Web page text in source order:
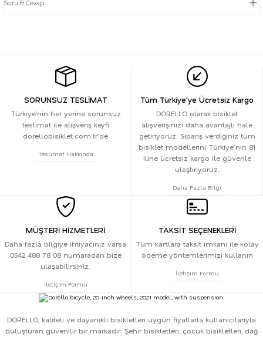
Soru & Cevap
SORUNSUZ TESLİMAT
Türkiye’nin her yerine sorunsuz
teslimat ile alışveriş keyfi
dorellobisiklet.com.tr'de
Teslimat Hakkında
Tüm Türkiye'ye Ücretsiz Kargo
DORELLO olarak bisiklet
alışverişinizi daha avantajlı hale
getiriyoruz. Sipariş verdiğiniz tüm
bisiklet modellerini Türkiye'nin 81
iline ücretsiz kargo ile güvenle
ulaştırıyoruz.
Daha Fazla Bilgi
MÜŞTERİ HİZMETLERİ
Daha fazla bilgiye ihtiyacınız varsa
0542 488 78 08 numaradan bize
ulaşabilirsiniz.
İletişim Formu
TAKSİT SEÇENEKLERİ
Tüm kartlara taksit imkanı ile kolay
ödeme yöntemlerimizi kullanın
İletişim Formu
DORELLO, kaliteli ve dayanıklı bisikletleri uygun fiyatlarla kullanıcılarıyla
buluşturan güvenilir bir markadır. Şehir bisikletleri, çocuk bisikletleri, dağ